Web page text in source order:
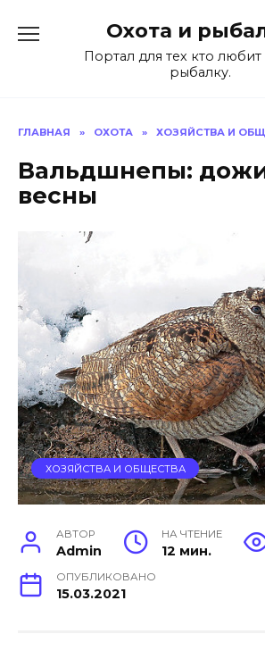
содержанию
Охота и
Портал для тех кто любит
рыбалку.
ГЛАВНАЯ » ОХОТА » ХОЗЯЙСТВА И
Вальдшнепы:
весны
ХОЗЯЙСТВА И ОБЩЕСТВА
АВТОР
Admin
НА ЧТЕНИЕ
12 мин.
ОПУБЛИКОВАНО
15.03.2021